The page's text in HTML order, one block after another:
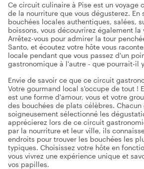
Ce circuit culinaire à Pise est un voyage
de la nourriture que vous dégusterez. En
bouchées locales authentiques, salées,
boissons, vous découvrirez également la
Arrêtez-vous pour admirer la tour
Santo, et écoutez votre hôte vous
locale pendant que vous passez d'un
gastronomique à l'autre - que pourrait-il
Envie de savoir ce que ce circuit
Votre gourmand local s'occupe de tout !
est une forme d'amour, vous et votre
des bouchées de plats célèbres. Chacun
soigneusement sélectionné les
apprécierez lors de ce circuit
par la nourriture et leur ville, ils
endroits pour trouver les bouchées les
typiques. Choisissez votre hôte en
vous vivrez une expérience unique et
vos papilles.